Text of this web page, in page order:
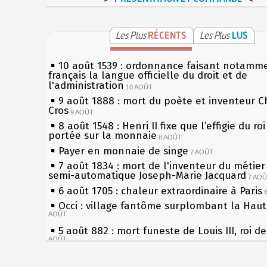
Les PlusRÉCENTS Les Plus LUS
10 août 1539 : ordonnance faisant
français la langue officielle du droit et de
l'administration 10 AOÛT
9 août 1888 : mort du poète et inventeur
Cros 9 AOÛT
8 août 1548 : Henri II fixe que l’effigie du
portée sur la monnaie 8 AOÛT
Payer en monnaie de singe 7 AOÛT
7 août 1834 : mort de l'inventeur du
semi-automatique Joseph-Marie Jacquard 7
6 août 1705 : chaleur extraordinaire à Paris
Occi : village fantôme surplombant la
AOÛT
5 août 882 : mort funeste de Louis III, roi
AOÛT